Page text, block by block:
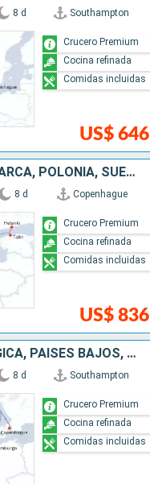
8 d Southampton
US$ 646
Crucero Premium
Cocina refinada
Comidas incluidas
ALEMANIA, DINAMARCA, POLONIA, SUECIA, ESTONIA, FINLANDIA
8 d Copenhague
US$ 836
Crucero Premium
Cocina refinada
Comidas incluidas
REINO UNIDO, BÉLGICA, PAISES BAJOS, ALEMANIA, DINAMARCA
8 d Southampton
Crucero Premium
Cocina refinada
Comidas incluidas